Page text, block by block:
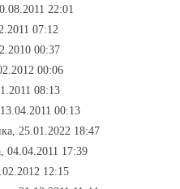
22:01
07:12
00:37
00:06
08:13
00:13
25.01.2022 18:47
04.04.2011 17:39
12:15